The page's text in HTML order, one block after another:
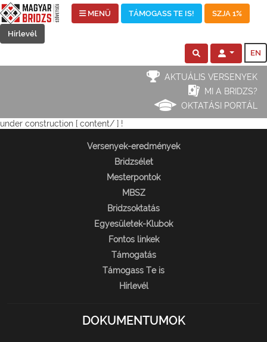
MENÜ TÁMOGASS TE IS! SZJA 1%
Hírlevél
EN
AKTUÁLIS VERSENYEK
MI A BRIDZS?
OKTATÁSI PORTÁL
under construction [ content/ ] !
Versenyek-eredmények
Bridzsélet
Mesterpontok
MBSZ
Bridzsoktatás
Egyesületek-Klubok
Fontos linkek
Támogatás
Támogass Te is
Hírlevél
DOKUMENTUMOK